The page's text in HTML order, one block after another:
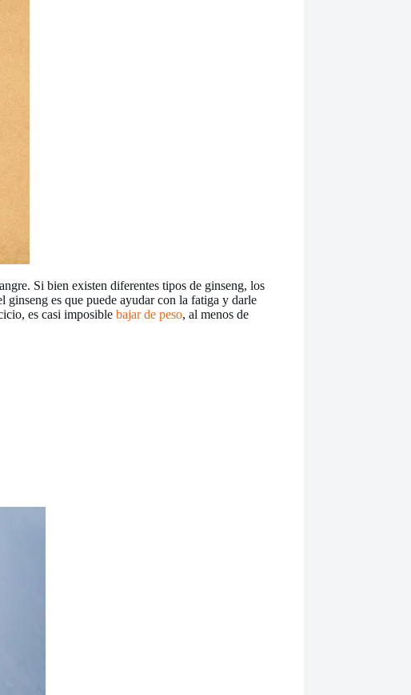
Si bien existen diferentes tipos de ginseng, los
es que puede ayudar con la fatiga y darle
es casi imposible bajar de peso, al menos de